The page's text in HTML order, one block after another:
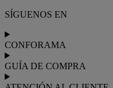
SÍGUENOS EN
CONFORAMA
GUÍA DE COMPRA